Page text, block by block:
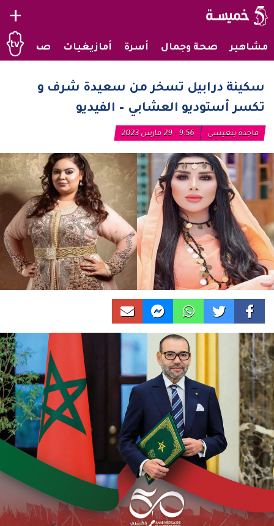
+
مشاهير صحة وجمال أسرة أمازيغيات صحراويات
سكينة درابيل تسخر من سعيدة شرف و
تكسر أستوديو العشابي – الفيديو
ماجدة بنعيسى 9:56 - 29 مارس 2023